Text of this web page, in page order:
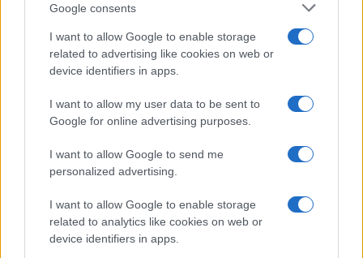
Google consents
I want to allow Google to enable storage
related to advertising like cookies on web or
device identifiers in apps.
I want to allow my user data to be sent to
Google for online advertising purposes.
I want to allow Google to send me
personalized advertising.
I want to allow Google to enable storage
related to analytics like cookies on web or
device identifiers in apps.
Στην Κατηγορία:ΠΑΙΔΕΙΑ
ΑΠΟΥΣΙΕΣ
ΒΙΒΛΙΑ